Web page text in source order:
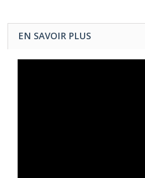
EN SAVOIR PLUS